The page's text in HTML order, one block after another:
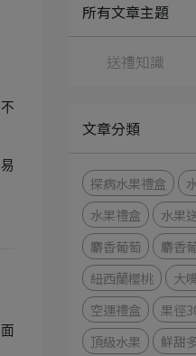
所有文章主題
送禮知識
文章分類
探病水果禮盒
水果禮盒
水果
麝香葡萄
麝香
紐西蘭櫻桃
大
空運禮盒
果徑
頂級水果
鮮甜